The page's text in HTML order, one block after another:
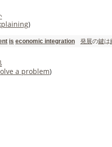
)
is economic integration 発展の鍵は
a problem)